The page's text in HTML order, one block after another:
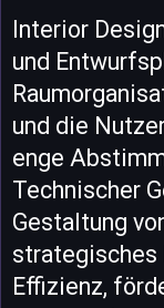
Interior
und
und die
enge
Technischer
Gestaltung
strategisches
Effizienz,